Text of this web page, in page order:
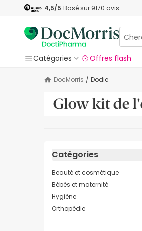
4,5/5 Basé sur 9170 avis
Catégories
Offres flash
DocMorris / Dodie
Catégories
Beauté et cosmétique
Bébés et maternité
Hygiène
Orthopédie